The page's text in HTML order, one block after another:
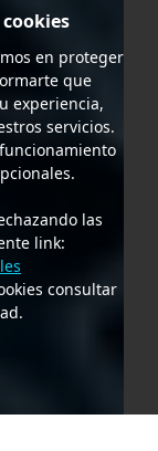
en proteger
que
experiencia,
servicios.
las
link:
consultar